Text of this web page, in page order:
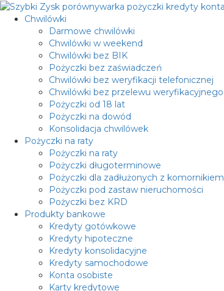
Przejdź
Menu Chwilówki
Darmowe chwilówki
Chwilówki w weekend
Chwilówki bez BIK
Pożyczki bez zaświadczeń
Chwilówki bez weryfikacji telefonicznej
Chwilówki bez przelewu weryfikacyjnego
Pożyczki od 18 lat
Pożyczki na dowód
Konsolidacja chwilówek
Pożyczki na raty
Pożyczki na raty
Pożyczki długoterminowe
Pożyczki dla zadłużonych z komornikiem
Pożyczki pod zastaw nieruchomości
Pożyczki bez KRD
Produkty bankowe
Kredyty gotówkowe
Kredyty hipoteczne
Kredyty konsolidacyjne
Kredyty samochodowe
Konta osobiste
Karty kredytowe